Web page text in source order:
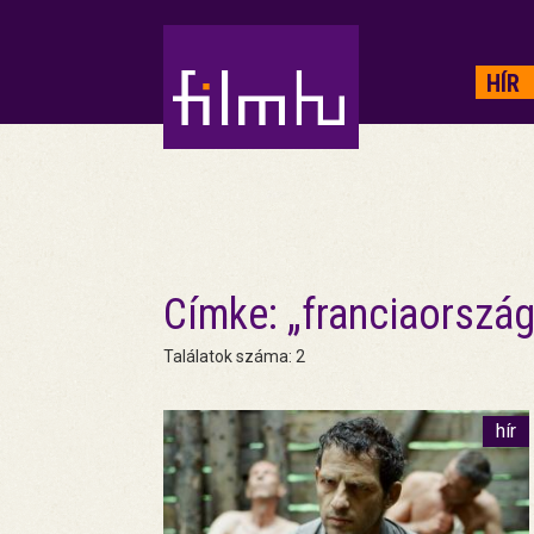
HÍR
Címke:
Találatok száma: 2
hír